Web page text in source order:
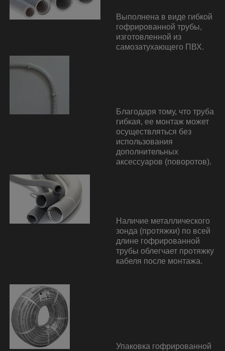
Выполнена в виде гибкой
гофрированной трубы,
изготовленной из
самозатухающего ПВХ.
Благодаря тому, что труба
гибкая, ее монтаж может
осуществляться без
использования
дополнительных
аксессуаров (поворотов).
Наличие металлического
зонда (протяжки) по всей
длине гофрированной
трубы облегчает протяжку
кабеля после монтажа.
Упаковка гофрированной